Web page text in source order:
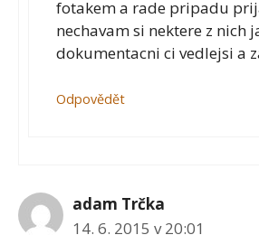
fotakem a rade pripadu
nechavam si nektere z nich
dokumentacni ci vedlejsi a
Odpovědět
adam Trčka
14. 6. 2015 v 20:01